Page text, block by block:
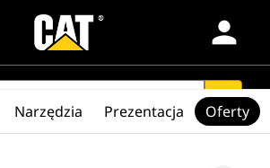
person
search
Narzędzia Prezentacja Oferty